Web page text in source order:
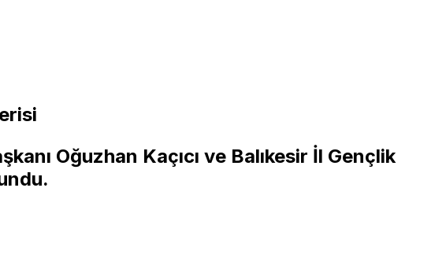
Oğuzhan Kaçıcı ve Balıkesir İl Gençlik